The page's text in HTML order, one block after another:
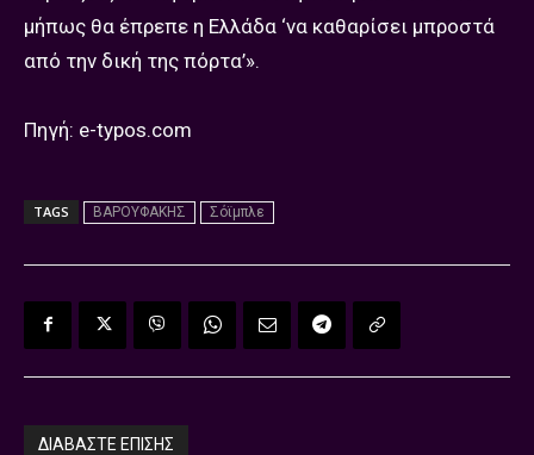
μήπως θα έπρεπε η Ελλάδα ‘να καθαρίσει μπροστά
από την δική της πόρτα’».
Πηγή: e-typos.com
TAGS ΒΑΡΟΥΦΑΚΗΣ Σόϊμπλε
ΔΙΑΒΑΣΤΕ ΕΠΙΣΗΣ